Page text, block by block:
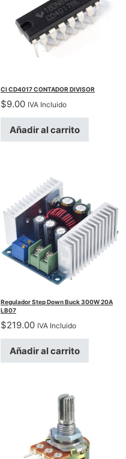
CI CD4017 CONTADOR DIVISOR
$9.00 IVA Incluido
Añadir al carrito
Regulador Step Down Buck 300W 20A
LB07
$219.00 IVA Incluido
Añadir al carrito